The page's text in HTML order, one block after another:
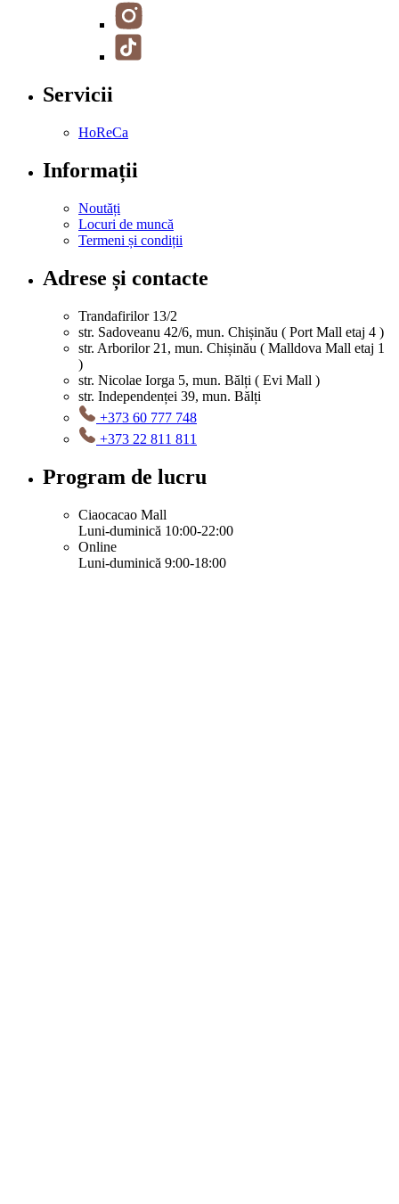
Servicii
HoReCa
Informații
Noutăți
Locuri de muncă
Termeni și condiții
Adrese și contacte
Trandafirilor 13/2
str. Sadoveanu 42/6, mun. Chișinău ( Port Mall etaj 4 )
str. Arborilor 21, mun. Chișinău ( Malldova Mall etaj 1
)
str. Nicolae Iorga 5, mun. Bălți ( Evi Mall )
str. Independenței 39, mun. Bălți
+373 60 777 748
+373 22 811 811
Program de lucru
Ciaocacao Mall
Luni-duminică 10:00-22:00
Online
Luni-duminică 9:00-18:00